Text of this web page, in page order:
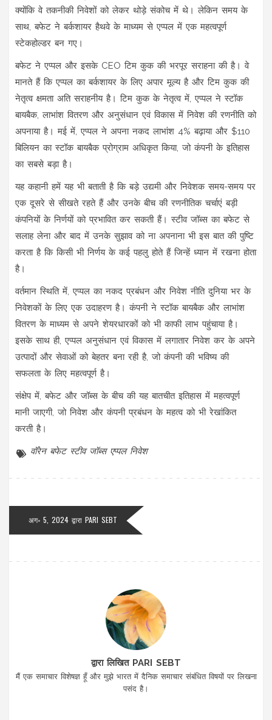
क्योंकि वे तकनीकी निवेशों को लेकर थोड़े संकोच में थे। लेकिन समय के
साथ, बफेट ने बर्कशायर हैथवे के माध्यम से एप्पल में एक महत्वपूर्ण
स्टेकहोल्डर बन गए।
बफेट ने एप्पल और इसके CEO टिम कुक की भरपूर सराहना की है। वे
मानते हैं कि एप्पल का बर्कशायर के लिए अपार मूल्य है और टिम कुक की
नेतृत्व क्षमता अति सराहनीय है। टिम कुक के नेतृत्व में, एप्पल ने स्टॉक
बायबैक, लाभांश वितरण और अनुसंधान एवं विकास में निवेश की रणनीति को
अपनाया है। मई में, एप्पल ने अपना नकद लाभांश 4% बढ़ाया और $110
बिलियन का स्टॉक बायबैक प्रोग्राम अधिकृत किया, जो कंपनी के इतिहास
का सबसे बड़ा है।
यह कहानी हमें यह भी बताती है कि बड़े उद्यमी और निवेशक समय-समय पर
एक दूसरे से सीखते रहते हैं और उनके बीच की रणनीतिक चर्चाएं बड़ी
कंपनियों के निर्णयों को प्रभावित कर सकती हैं। स्टीव जॉब्स का बफेट से
सलाह लेना और बाद में उनके सुझाव को ना अपनाना भी इस बात की पुष्टि
करता है कि किसी भी निर्णय के कई पहलु होते हैं जिन्हें ध्यान में रखना होता
है।
वर्तमान स्थिति में, एप्पल का नकद प्रबंधन और निवेश नीति दुनिया भर के
निवेशकों के लिए एक उदाहरण है। कंपनी ने स्टॉक बायबैक और लाभांश
वितरण के माध्यम से अपने शेयरधारकों को भी काफी लाभ पहुंचाया है।
इसके साथ ही, एप्पल अनुसंधान एवं विकास में लगातार निवेश कर के अपने
उत्पादों और सेवाओं को बेहतर बना रही है, जो कंपनी की भविष्य की
सफलता के लिए महत्वपूर्ण है।
संक्षेप में, बफेट और जॉब्स के बीच की यह बातचीत इतिहास में महत्वपूर्ण
मानी जाएगी, जो निवेश और कंपनी प्रबंधन के महत्व को भी रेखांकित
करती है।
वॉरेन बफेट स्टीव जॉब्स एप्पल निवेश
अग॰ 5, 2024 द्वारा PARI SEBT
द्वारा लिखित PARI SEBT
मैं एक समाचार विशेषज्ञ हूँ और मुझे भारत में दैनिक समाचार संबंधित विषयों पर लिखना
पसंद है।